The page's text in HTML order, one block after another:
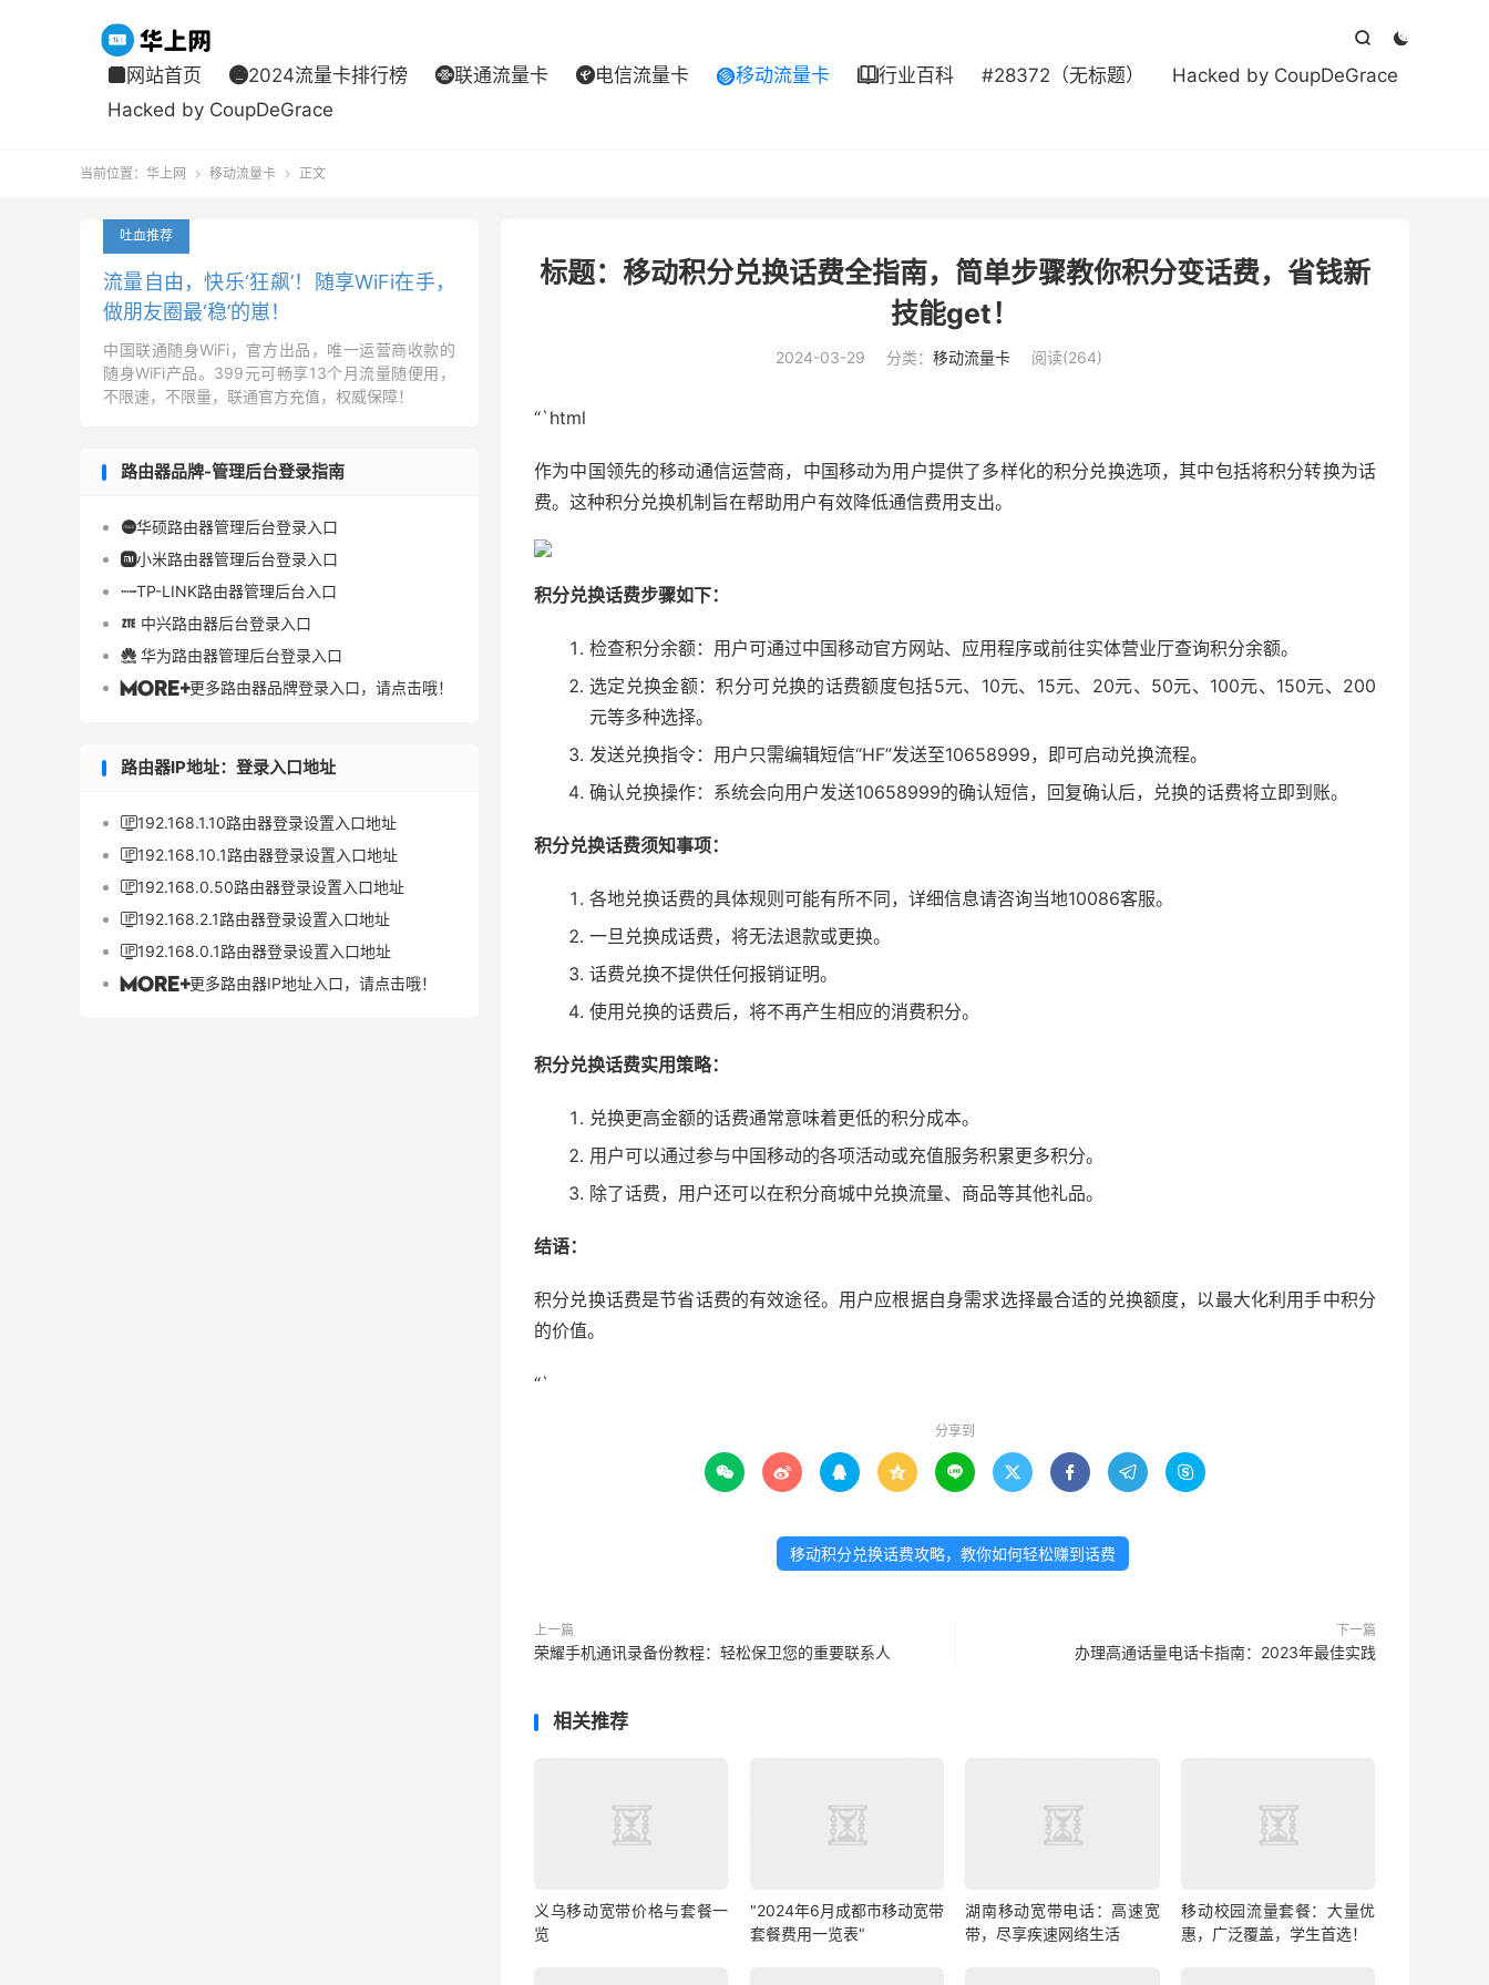


 网站首页 2024流量卡排行榜 联通流量卡 电信流量卡 移动流量卡 行业百科 #28372（无标题）
Hacked by CoupDeGrace
Hacked by CoupDeGrace
当前位置： 华上网  移动流量卡  正文
标题：移动积分兑换话费全指南，简单步骤教你积分变话费，省钱新
技能get！
2024-03-29 分类： 移动流量卡 阅读(264)
“`html
作为中国领先的移动通信运营商，中国移动为用户提供了多样化的积分兑换选项，其中包括将积分转换为话
费。这种积分兑换机制旨在帮助用户有效降低通信费用支出。
积分兑换话费步骤如下：
检查积分余额：用户可通过中国移动官方网站、应用程序或前往实体营业厅查询积分余额。
选定兑换金额：积分可兑换的话费额度包括5元、10元、15元、20元、50元、100元、150元、200
元等多种选择。
发送兑换指令：用户只需编辑短信“HF”发送至10658999，即可启动兑换流程。
确认兑换操作：系统会向用户发送10658999的确认短信，回复确认后，兑换的话费将立即到账。
积分兑换话费须知事项：
各地兑换话费的具体规则可能有所不同，详细信息请咨询当地10086客服。
一旦兑换成话费，将无法退款或更换。
话费兑换不提供任何报销证明。
使用兑换的话费后，将不再产生相应的消费积分。
积分兑换话费实用策略：
兑换更高金额的话费通常意味着更低的积分成本。
用户可以通过参与中国移动的各项活动或充值服务积累更多积分。
除了话费，用户还可以在积分商城中兑换流量、商品等其他礼品。
结语：
积分兑换话费是节省话费的有效途径。用户应根据自身需求选择最合适的兑换额度，以最大化利用手中积分
的价值。
“`
分享到
        
移动积分兑换话费攻略，教你如何轻松赚到话费
上一篇
荣耀手机通讯录备份教程：轻松保卫您的重要联系人
下一篇
办理高通话量电话卡指南：2023年最佳实践
相关推荐
义乌移动宽带价格与套餐一
览
"2024年6月成都市移动宽带
套餐费用一览表"
湖南移动宽带电话：高速宽
带，尽享疾速网络生活
移动校园流量套餐：大量优
惠，广泛覆盖，学生首选！
吐血推荐
流量自由，快乐‘狂飙’！随享WiFi在手，
做朋友圈最‘稳’的崽！
中国联通随身WiFi，官方出品，唯一运营商收款的
随身WiFi产品。399元可畅享13个月流量随便用，
不限速，不限量，联通官方充值，权威保障！
路由器品牌-管理后台登录指南
华硕路由器管理后台登录入口
小米路由器管理后台登录入口
TP-LINK路由器管理后台入口
 中兴路由器后台登录入口
 华为路由器管理后台登录入口
更多路由器品牌登录入口，请点击哦！
路由器IP地址：登录入口地址
192.168.1.10路由器登录设置入口地址
192.168.10.1路由器登录设置入口地址
192.168.0.50路由器登录设置入口地址
192.168.2.1路由器登录设置入口地址
192.168.0.1路由器登录设置入口地址
更多路由器IP地址入口，请点击哦！